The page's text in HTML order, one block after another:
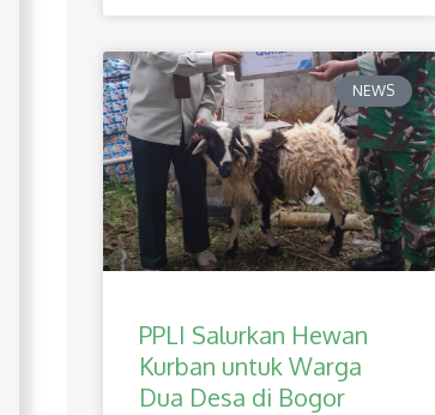
NEWS
PPLI Salurkan Hewan
Kurban untuk Warga
Dua Desa di Bogor